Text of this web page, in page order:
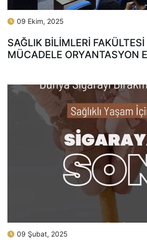
09 Ekim, 2025
SAĞLIK BİLİMLERİ
MÜCADELE ORYANTASYON
09 Şubat, 2025